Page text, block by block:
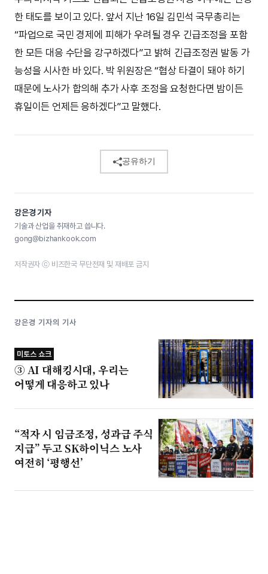
한 태도를 보이고 있다. 앞서 지난 16일 김민석 국무총리는
“파업으로 국민 경제에 피해가 우려될 경우 긴급조정을 포함
한 모든 대응 수단을 강구하겠다”고 밝혀 긴급조정권 발동 가
능성을 시사한 바 있다. 박 위원장은 “협상 타결이 돼야 하기
때문에 노사가 합의해 추가 사후 조정을 요청한다면 밤이든
휴일이든 언제든 응하겠다”고 말했다.
공유하기
강은경 기자
기술과 산업을 취재하고 씁니다.
gong@bizhankook.com
저작권자 ⓒ 비즈한국 무단전재 및 재배포 금지
강은경 기자의 기사
미토스 쇼크
③ AI 대해킹시대, 우리는
어떻게 대응하고 있나
“적자 시 임금조정, 성과급 주식
지급” 두고 SK하이닉스 노사
여전히 ‘평행선’